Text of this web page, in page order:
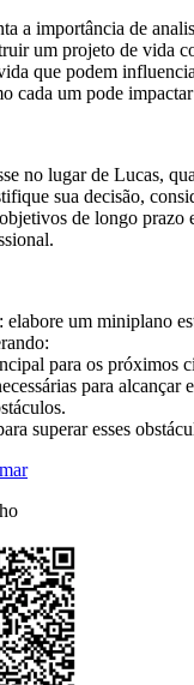
a importância de
um projeto de vida
que podem
cada um pode
no lugar de Lucas,
sua decisão,
de longo prazo
elabore um miniplano
para os próximos
para alcançar
superar esses